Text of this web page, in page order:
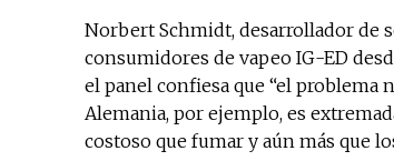
Norbert Schmidt, desarrollador de
consumidores de vapeo IG-ED
el panel confiesa que “el problema
Alemania, por ejemplo, es
costoso que fumar y aún más que